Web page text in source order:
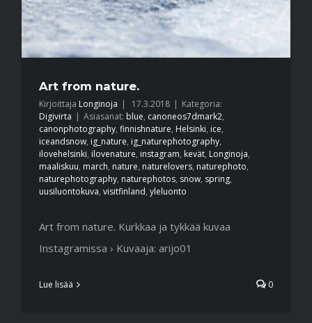
Art from nature.
Kirjoittaja Longinoja | 17.3.2018 | Kategoria:
Digivirta | Asiasanat: blue, canoneos7dmark2,
canonphotography, finnishnature, Helsinki, ice,
iceandsnow, ig_nature, ig_naturephotography,
ilovehelsinki, ilovenature, instagram, kevät, Longinoja,
maaliskuu, march, nature, naturelovers, naturephoto,
naturephotography, naturephotos, snow, spring,
uusiluontokuva, visitfinland, yleluonto
Art from nature. Kurkkaa ja tykkää kuvaa
Instagramissa › Kuvaaja: arijo01
Lue lisää 0